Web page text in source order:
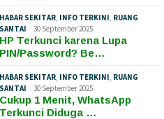
HABAR SEKITAR INFO TERKINI RUANG
SANTAI
30 September 2025
HP Terkunci karena Lupa
PIN/Password? Be…
HABAR SEKITAR INFO TERKINI RUANG
SANTAI
30 September 2025
Cukup 1 Menit, WhatsApp
Terkunci Diduga …